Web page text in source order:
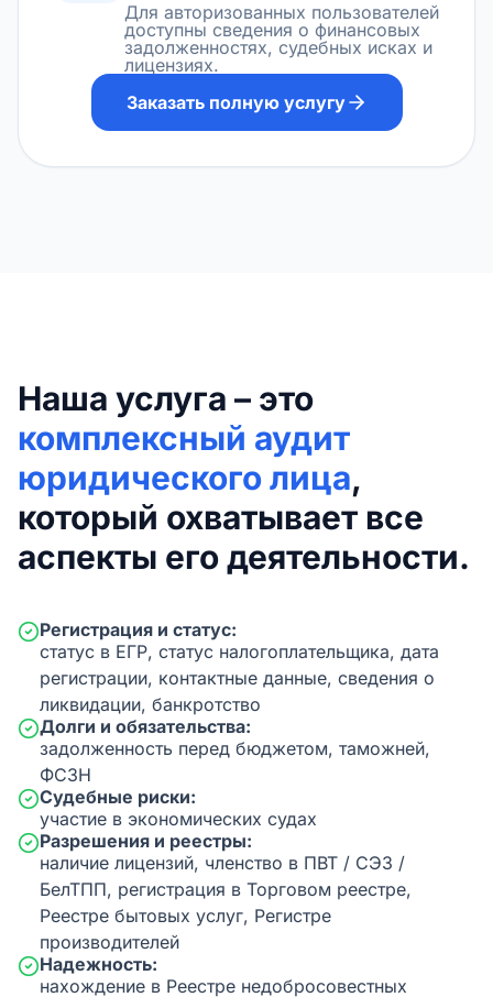
Для авторизованных пользователей
доступны сведения о финансовых
задолженностях, судебных исках и
лицензиях.
Заказать полную услугу
Наша услуга – это
комплексный аудит
юридического лица,
который охватывает все
аспекты его деятельности.
Регистрация и статус:
статус в ЕГР, статус налогоплательщика, дата
регистрации, контактные данные, сведения о
ликвидации, банкротство
Долги и обязательства:
задолженность перед бюджетом, таможней,
ФСЗН
Судебные риски:
участие в экономических судах
Разрешения и реестры:
наличие лицензий, членство в ПВТ / СЭЗ /
БелТПП, регистрация в Торговом реестре,
Реестре бытовых услуг, Регистре
производителей
Надежность:
нахождение в Реестре недобросовестных